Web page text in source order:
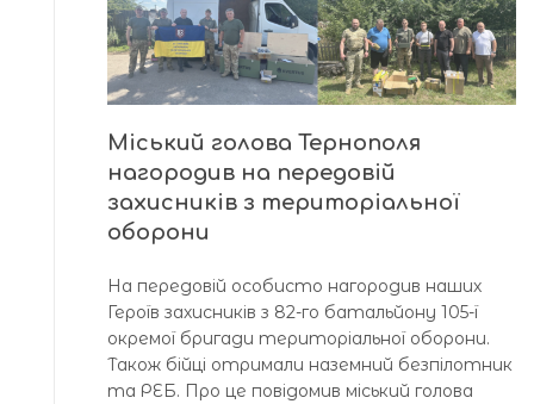
Міський голова Тернополя
нагородив на передовій
захисників з територіальної
оборони
На передовій особисто нагородив наших
Героїв захисників з 82-го батальйону 105-ї
окремої бригади територіальної оборони.
Також бійці отримали наземний безпілотник
та РЕБ. Про це повідомив міський голова